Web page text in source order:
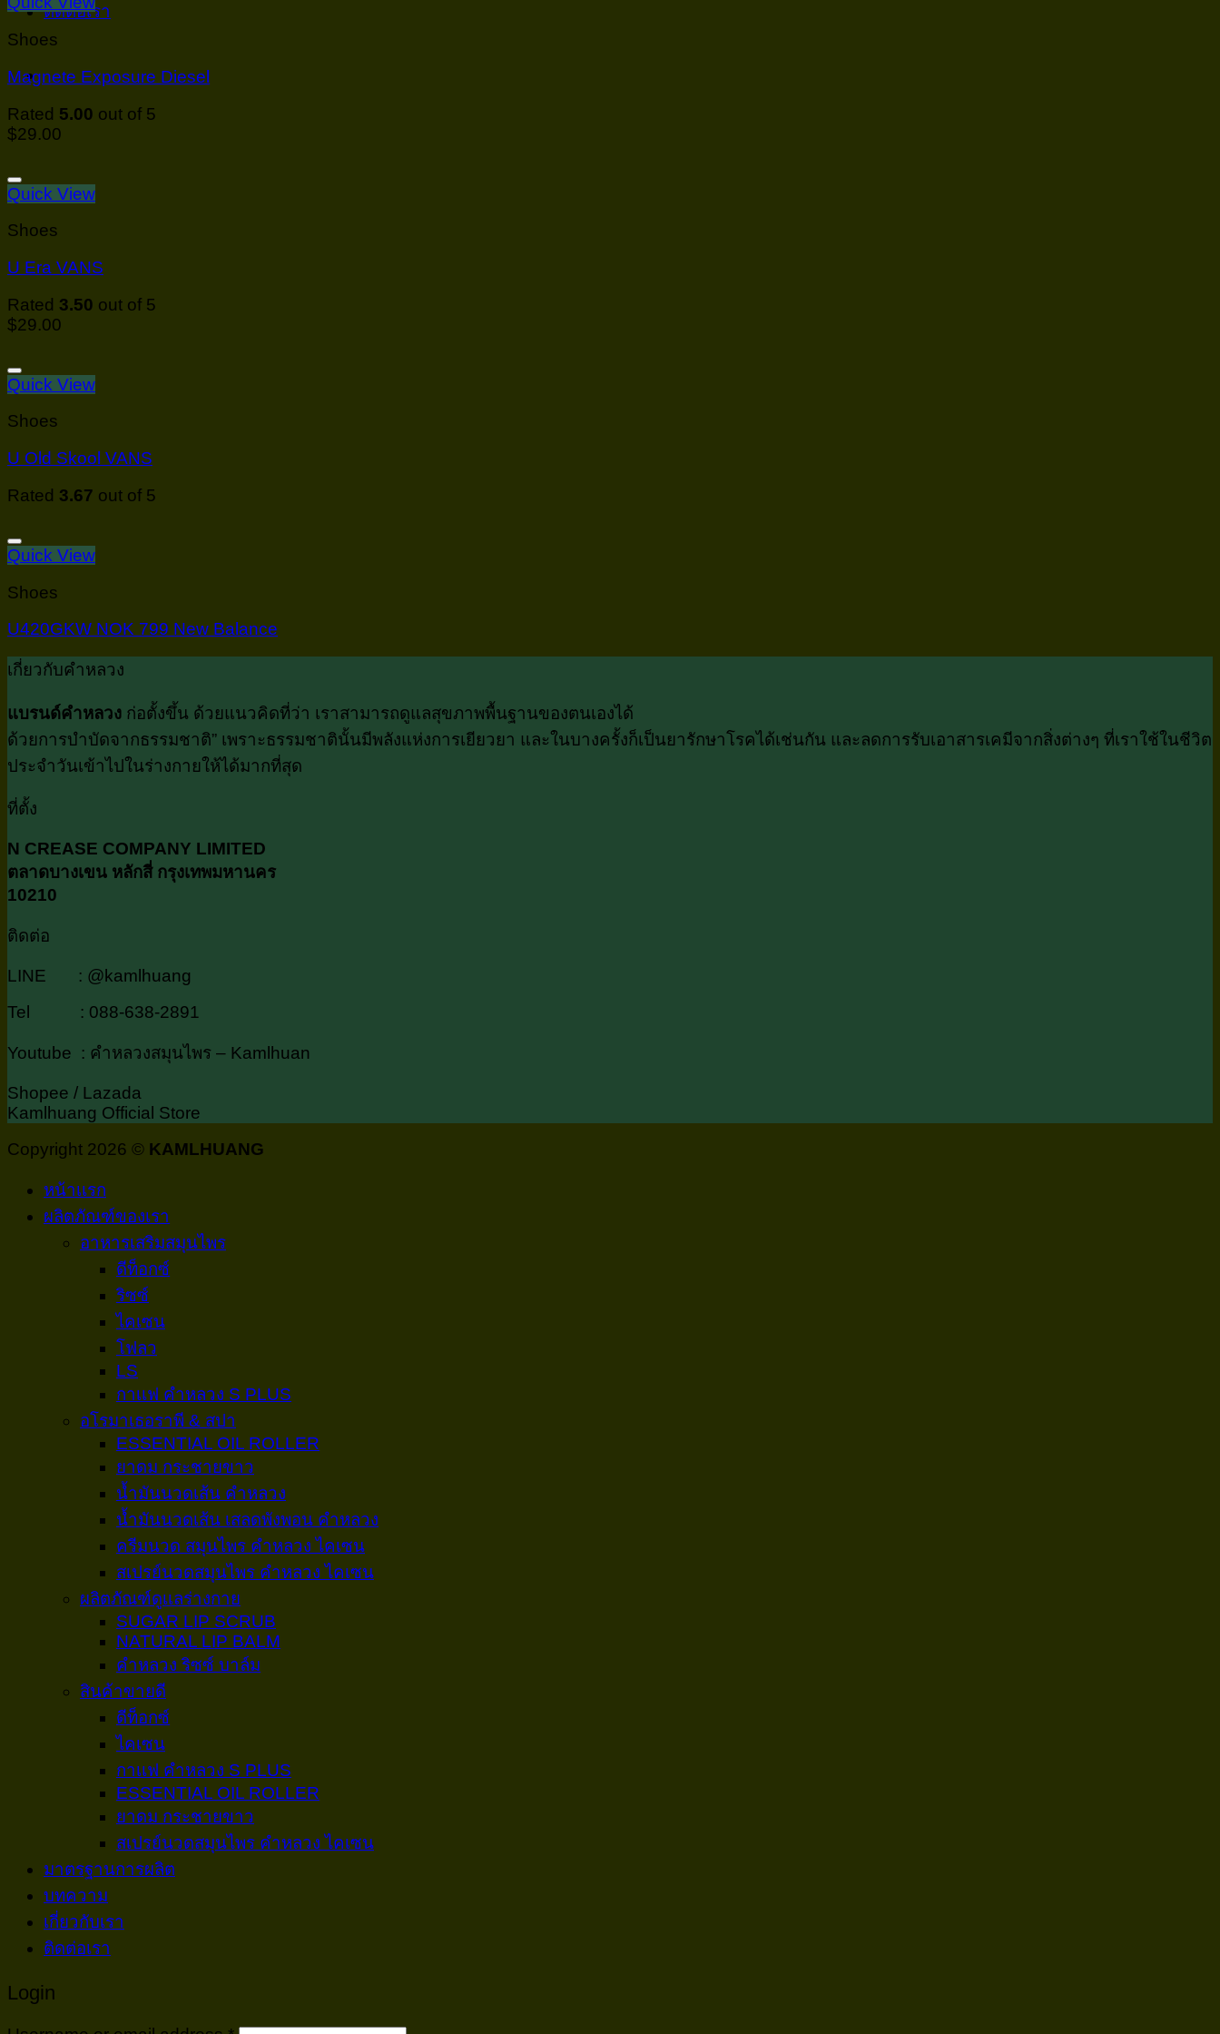
ติดต่อเรา
Shoes
Magnete Exposure Diesel
Rated 5.00 out of 5
$29.00
Quick View
Shoes
U Era VANS
Rated 3.50 out of 5
$29.00
Quick View
Shoes
U Old Skool VANS
Rated 3.67 out of 5
Quick View
Shoes
U420GKW NOK 799 New Balance
เกี่ยวกับคำหลวง
แบรนด์คำหลวง ก่อตั้งขึ้น ด้วยแนวคิดที่ว่า เราสามารถดูแลสุขภาพพื้นฐานของตนเองได้
ด้วยการบำบัดจากธรรมชาติ” เพราะธรรมชาตินั้นมีพลังแห่งการเยียวยา และในบางครั้งก็เป็นยารักษาโรคได้เช่นกัน และลดการรับเอาสารเคมีจากสิ่งต่างๆ ที่เราใช้ในชีวิต
ประจำวันเข้าไปในร่างกายให้ได้มากที่สุด
ที่ตั้ง
N CREASE COMPANY LIMITED
ตลาดบางเขน หลักสี่ กรุงเทพมหานคร
10210
ติดต่อ
LINE : @kamlhuang
Tel : 088-638-2891
Youtube : คำหลวงสมุนไพร – Kamlhuan
Shopee / Lazada
Kamlhuang Official Store
Copyright 2026 © KAMLHUANG
หน้าเเรก
ผลิตภัณฑ์ของเรา
อาหารเสริมสมุนไพร
ดีท็อกซ์
ริซซ์
ไคเซน
โฟลว
LS
กาเเฟ คำหลวง S PLUS
อโรมาเธอราพี & สปา
ESSENTIAL OIL ROLLER
ยาดม กระชายขาว
น้ำมันนวดเส้น คำหลวง
น้ำมันนวดเส้น เสลดพังพอน คำหลวง
ครีมนวด สมุนไพร คำหลวง ไคเซน
สเปรย์นวดสมุนไพร คำหลวง ไคเซน
ผลิตภัณฑ์ดูเเลร่างกาย
SUGAR LIP SCRUB
NATURAL LIP BALM
คำหลวง ริซซ์ บาล์ม
สินค้าขายดี
ดีท็อกซ์
ไคเซน
กาเเฟ คำหลวง S PLUS
ESSENTIAL OIL ROLLER
ยาดม กระชายขาว
สเปรย์นวดสมุนไพร คำหลวง ไคเซน
มาตรฐานการผลิต
บทความ
เกี่ยวกับเรา
ติดต่อเรา
Login